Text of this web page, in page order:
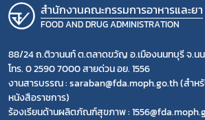
สำนักงานคณะกรรมการอาหารและยา
FOOD AND DRUG ADMINISTRATION
88/24 ถ.ติวานนท์ ต.ตลาดขวัญ อ.เมืองนนทบุรี จ.น
โทร. 0 2590 7000 สายด่วน อย. 1556
งานสารบรรณ : saraban@fda.moph.go.th (สำห
หนังสือราชการ)
ร้องเรียนด้านผลิตภัณฑ์สุขภาพ :